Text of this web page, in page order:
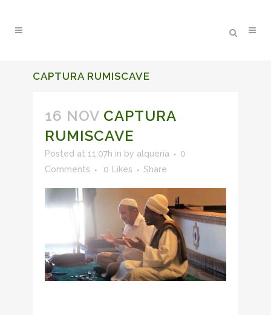
CAPTURA RUMISCAVE
16 NOV CAPTURA
RUMISCAVE
Posted at 11:07h in by alqueria
0
Comments
0 Likes Share